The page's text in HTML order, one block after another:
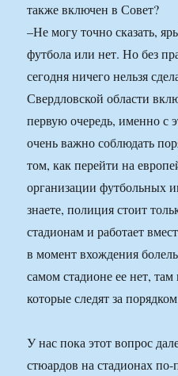
также включен в Совет?
–Не могу точно сказать,
футбола или нет. Но без
сегодня ничего нельзя
Свердловской области
первую очередь, именно с
очень важно соблюдать
том, как перейти на
организации футбольных
знаете, полиция стоит
стадионам и работает
в момент вхождения
самом стадионе ее нет,
которые следят за
У нас пока этот вопрос
стюардов на стадионах